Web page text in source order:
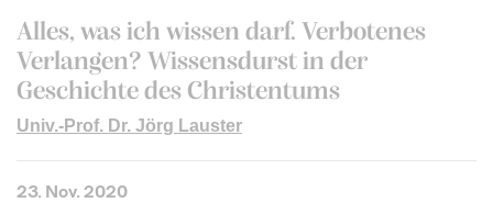
Alles, was ich wissen darf. Verbotenes
Verlangen? Wissensdurst in der
Geschichte des Christentums
Univ.-Prof. Dr. Jörg Lauster
23. Nov. 2020